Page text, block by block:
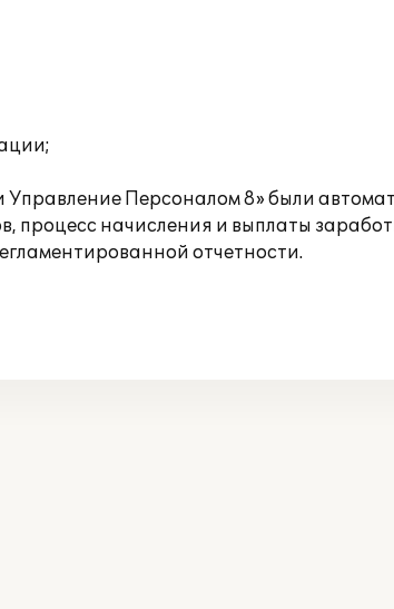
Персоналом 8» были
процесс начисления и выплаты
отчетности.